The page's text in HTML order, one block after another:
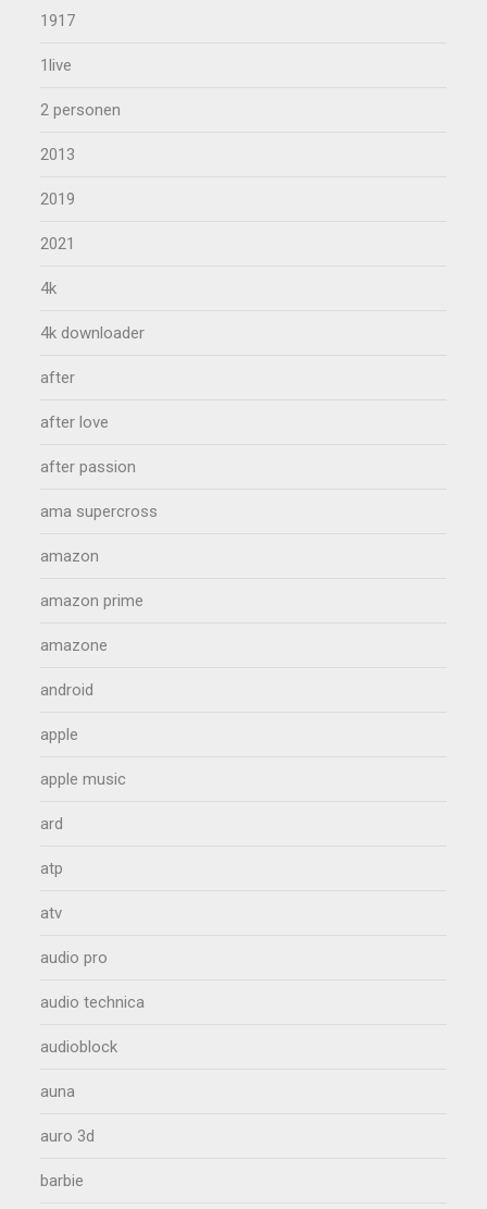
1917
1live
2 personen
2013
2019
2021
4k
4k downloader
after
after love
after passion
ama supercross
amazon
amazon prime
amazone
android
apple
apple music
ard
atp
atv
audio pro
audio technica
audioblock
auna
auro 3d
barbie